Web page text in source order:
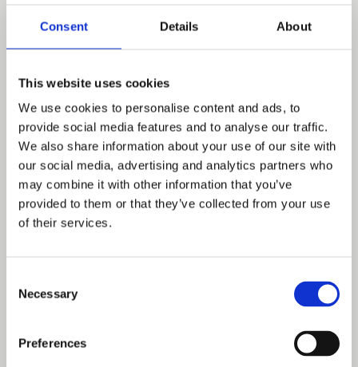
Consent Details About
This website uses cookies
We use cookies to personalise content and ads, to
provide social media features and to analyse our traffic.
We also share information about your use of our site with
our social media, advertising and analytics partners who
may combine it with other information that you’ve
provided to them or that they’ve collected from your use
of their services.
Selection
Necessary
Preferences
Enviropol PL podczas 20. Konferencji
Recyklingu ZSEE
12–13 maja 2026 r. przedstawiciele Enviropol PL
uczestniczyli w 20. Konferencji Recyklingu Zużytego
czytaj wiecej ➔